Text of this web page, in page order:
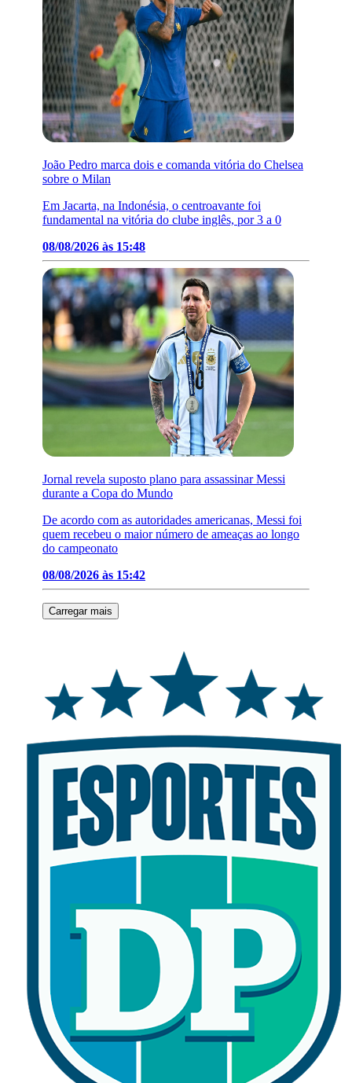
João Pedro marca dois e comanda vitória do Chelsea
sobre o Milan
Em Jacarta, na Indonésia, o centroavante foi
fundamental na vitória do clube inglês, por 3 a 0
08/08/2026 às 15:48
Jornal revela suposto plano para assassinar Messi
durante a Copa do Mundo
De acordo com as autoridades americanas, Messi foi
quem recebeu o maior número de ameaças ao longo
do campeonato
08/08/2026 às 15:42
Carregar mais